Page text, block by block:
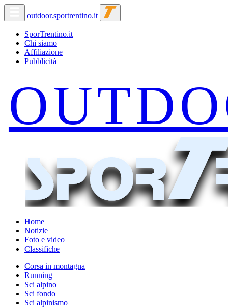
outdoor.sportrentino.it
SporTrentino.it
Chi siamo
Affiliazione
Pubblicità
Home
Notizie
Foto e video
Classifiche
Corsa in montagna
Running
Sci alpino
Sci fondo
Sci alpinismo